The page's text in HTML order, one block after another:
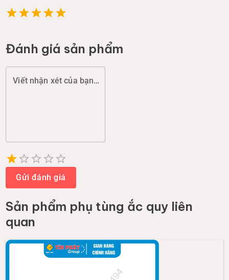
Đánh giá sản phẩm
Viết nhận xét của bạn (chất lượng, đóng gói, giao hàng...)
1 Star
2 Stars
3 Stars
4 Stars
5 Stars
Gửi đánh giá
Sản phẩm phụ tùng ắc quy liên
quan